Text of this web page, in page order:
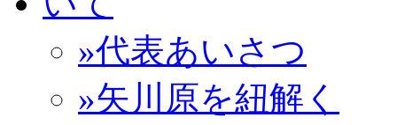
»代表あいさつ
»矢川原を紐解く